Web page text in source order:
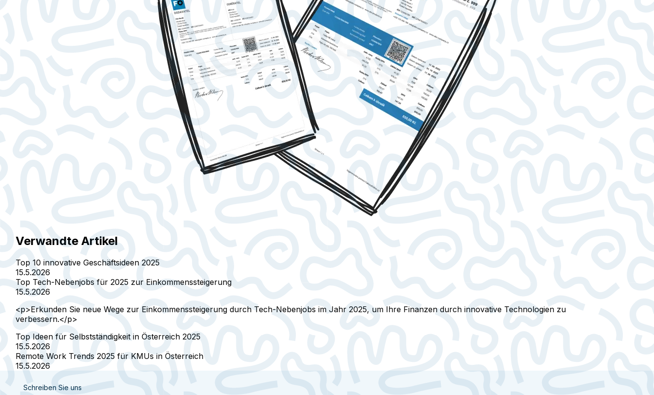
Verwandte Artikel
Top 10 innovative Geschäftsideen 2025
15.5.2026
Top Tech-Nebenjobs für 2025 zur Einkommenssteigerung
15.5.2026
<p>Erkunden Sie neue Wege zur Einkommenssteigerung durch Tech-Nebenjobs im Jahr 2025, um Ihre Finanzen durch innovative Technologien zu
verbessern.</p>
Top Ideen für Selbstständigkeit in Österreich 2025
15.5.2026
Remote Work Trends 2025 für KMUs in Österreich
15.5.2026
Schreiben Sie uns